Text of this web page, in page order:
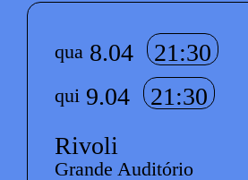
Info sobre horário e bilhetes
qua 8.04 21:30
qui 9.04
21:30
Rivoli
Grande Auditório